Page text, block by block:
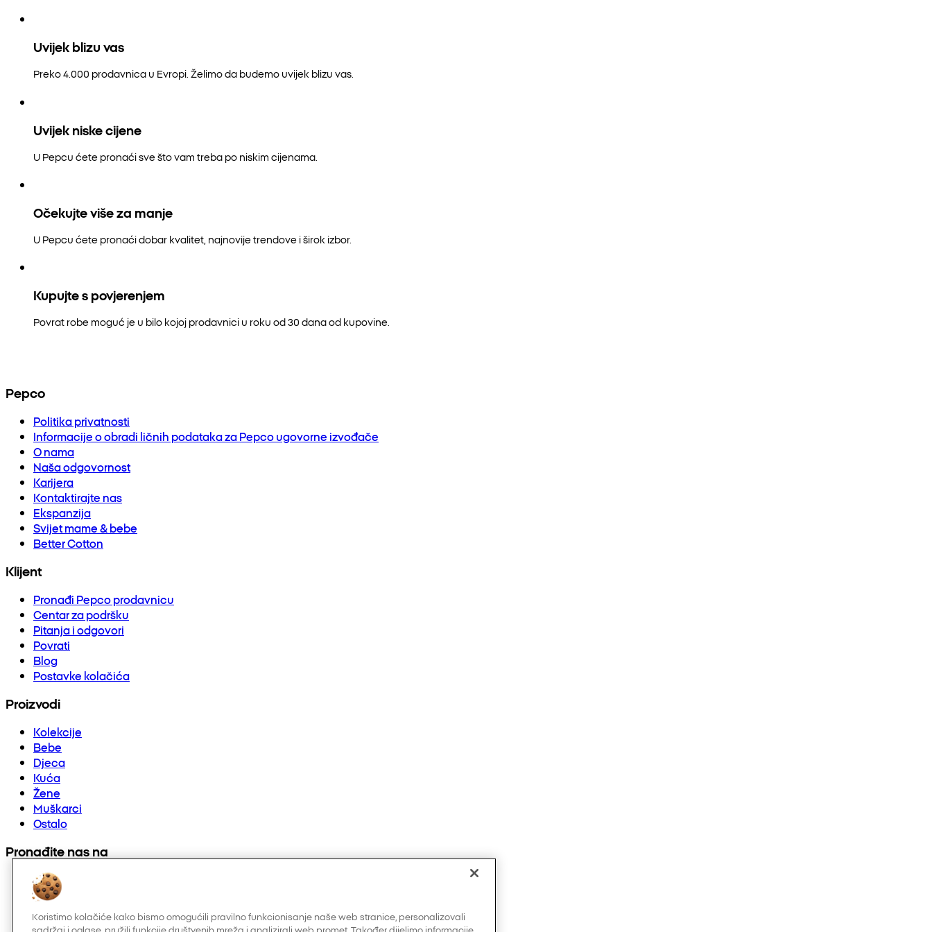
Uvijek blizu vas
Preko 4.000 prodavnica u Evropi. Želimo da budemo uvijek blizu vas.
Uvijek niske cijene
U Pepcu ćete pronaći sve što vam treba po niskim cijenama.
Očekujte više za manje
U Pepcu ćete pronaći dobar kvalitet, najnovije trendove i širok izbor.
Kupujte s povjerenjem
Povrat robe moguć je u bilo kojoj prodavnici u roku od 30 dana od kupovine.
Pepco
Politika privatnosti
Informacije o obradi ličnih podataka za Pepco ugovorne izvođače
O nama
Naša odgovornost
Karijera
Kontaktirajte nas
Ekspanzija
Svijet mame & bebe
Better Cotton
Klijent
Pronađi Pepco prodavnicu
Centar za podršku
Pitanja i odgovori
Povrati
Blog
Postavke kolačića
Proizvodi
Kolekcije
Bebe
Djeca
Kuća
Žene
Muškarci
Ostalo
Pronađite nas na
Koristimo kolačiće kako bismo omogućili pravilno funkcionisanje naše web stranice, personalizovali
sadržaj i oglase, pružili funkcije društvenih mreža i analizirali web promet. Također dijelimo informacije